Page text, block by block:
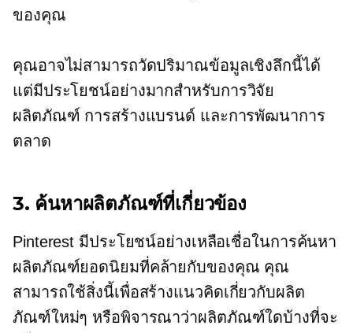
ของคุณ
คุณอาจไม่สามารถวัดปริมาณข้อมูลเชิงลึกนี้ได้
แต่มีประโยชน์อย่างมากสำหรับการวิจัย
ผลิตภัณฑ์ การสร้างแบรนด์ และการพัฒนาการ
ตลาด
3. ค้นหาผลิตภัณฑ์ที่เกี่ยวข้อง
Pinterest มีประโยชน์อย่างเหลือเชื่อในการค้นหา
ผลิตภัณฑ์ยอดนิยมที่คล้ายกับของคุณ คุณ
สามารถใช้สิ่งนี้เพื่อสร้างแนวคิดเกี่ยวกับผลิต
ภัณฑ์ใหม่ๆ หรือพิจารณาว่าผลิตภัณฑ์ใดบ้างที่จะ